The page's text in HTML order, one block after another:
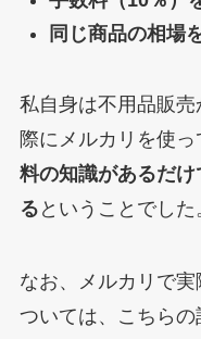
同じ商品の相場
私自身は不用品販
際にメルカリを使っ
料の知識があるだ
る ということでした
なお、メルカリで
ついては、こちら